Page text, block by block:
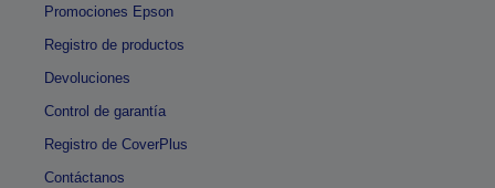
Promociones Epson
Registro de productos
Devoluciones
Control de garantía
Registro de CoverPlus
Contáctanos